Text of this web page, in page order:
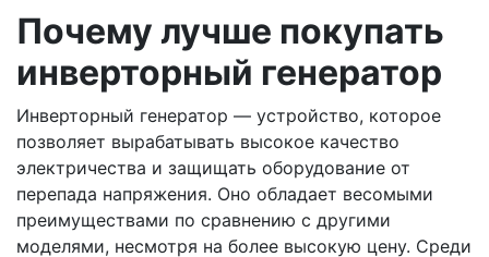
Почему лучше покупать
инверторный генератор
Инверторный генератор — устройство, которое
позволяет вырабатывать высокое качество
электричества и защищать оборудование от
перепада напряжения. Оно обладает весомыми
преимуществами по сравнению с другими
моделями, несмотря на более высокую цену. Среди